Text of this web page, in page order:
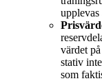
värdet
stativ
som